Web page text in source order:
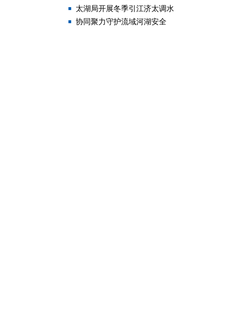
太湖局开展冬季引江济太调水
协同聚力守护流域河湖安全